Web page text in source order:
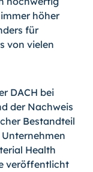
höher
für
von vielen
DACH bei
der Nachweis
Bestandteil
Health
veröffentlicht